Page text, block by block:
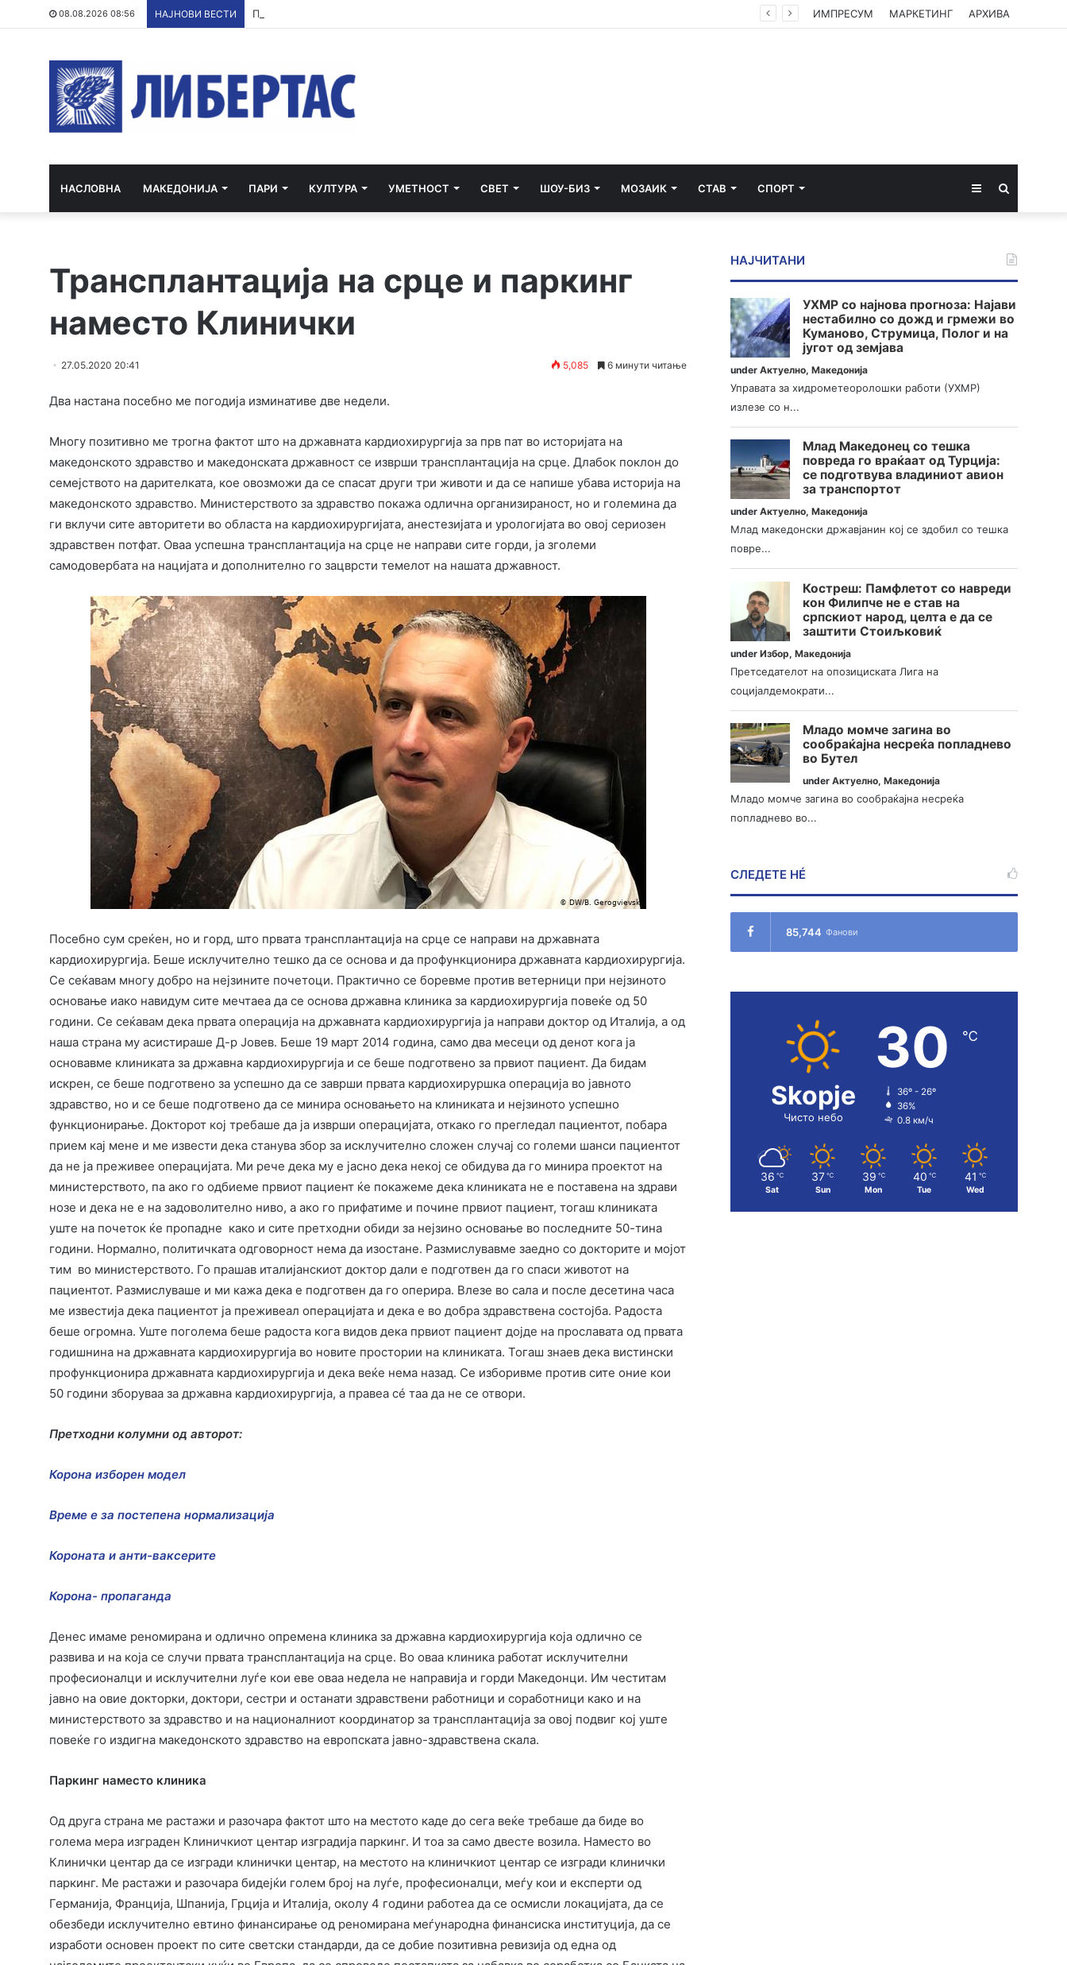
08.08.2026 08:56 НАЈНОВИ ВЕСТИ По речиси 30 години почнува судењето за убиството на Тупак Шакур ИМПРЕСУМ МАРКЕТИНГ АРХИВА
НАСЛОВНА МАКЕДОНИЈА ПАРИ КУЛТУРА УМЕТНОСТ СВЕТ ШОУ-БИЗ МОЗАИК СТАВ СПОРТ Sidebar
Трансплантација на срце и паркинг
наместо Клинички
27.05.2020 20:41 5,085 6 минути читање
Два настана посебно ме погодија изминативе две недели.
Многу позитивно ме трогна фактот што на државната кардиохирургија за прв пат во историјата на
македонското здравство и македонската државност се изврши трансплантација на срце. Длабок поклон до
семејството на дарителката, кое овозможи да се спасат други три животи и да се напише убава историја на
македонското здравство. Министерството за здравство покажа одлична организираност, но и големина да
ги вклучи сите авторитети во областа на кардиохирургијата, анестезијата и урологијата во овој сериозен
здравствен потфат. Оваа успешна трансплантација на срце не направи сите горди, ја зголеми
самодовербата на нацијата и дополнително го зацврсти темелот на нашата државност.
Посебно сум среќен, но и горд, што првата трансплантација на срце се направи на државната
кардиохирургија. Беше исклучително тешко да се основа и да профункционира државната кардиохирургија.
Се сеќавам многу добро на нејзините почетоци. Практично се боревме против ветерници при нејзиното
основање иако навидум сите мечтаеа да се основа државна клиника за кардиохирургија повеќе од 50
години. Се сеќавам дека првата операција на државната кардиохирургија ја направи доктор од Италија, а од
наша страна му асистираше Д-р Јовев. Беше 19 март 2014 година, само два месеци од денот кога ја
основавме клиниката за државна кардиохирургија и се беше подготвено за првиот пациент. Да бидам
искрен, се беше подготвено за успешно да се заврши првата кардиохируршка операција во јавното
здравство, но и се беше подготвено да се минира основањето на клиниката и нејзиното успешно
функционирање. Докторот кој требаше да ја изврши операцијата, откако го прегледал пациентот, побара
прием кај мене и ме извести дека станува збор за исклучително сложен случај со големи шанси пациентот
да не ја преживее операцијата. Ми рече дека му е јасно дека некој се обидува да го минира проектот на
министерството, па ако го одбиеме првиот пациент ќе покажеме дека клиниката не е поставена на здрави
нозе и дека не е на задоволително ниво, а ако го прифатиме и почине првиот пациент, тогаш клиниката
уште на почеток ќе пропадне како и сите претходни обиди за нејзино основање во последните 50-тина
години. Нормално, политичката одговорност нема да изостане. Размислувавме заедно со докторите и мојот
тим во министерството. Го прашав италијанскиот доктор дали е подготвен да го спаси животот на
пациентот. Размислуваше и ми кажа дека е подготвен да го оперира. Влезе во сала и после десетина часа
ме известија дека пациентот ја преживеал операцијата и дека е во добра здравствена состојба. Радоста
беше огромна. Уште поголема беше радоста кога видов дека првиот пациент дојде на прославата од првата
годишнина на државната кардиохирургија во новите простории на клиниката. Тогаш знаев дека вистински
профункционира државната кардиохирургија и дека веќе нема назад. Се изборивме против сите оние кои
50 години зборуваа за државна кардиохирургија, а правеа сé таа да не се отвори.
Претходни колумни од авторот:
Корона изборен модел
Време е за постепена нормализација
Короната и анти-ваксерите
Корона- пропаганда
Денес имаме реномирана и одлично опремена клиника за државна кардиохирургија која одлично се
развива и на која се случи првата трансплантација на срце. Во оваа клиника работат исклучителни
професионалци и исклучителни луѓе кои еве оваа недела не направија и горди Македонци. Им честитам
јавно на овие докторки, доктори, сестри и останати здравствени работници и соработници како и на
министерството за здравство и на националниот координатор за трансплантација за овој подвиг кој уште
повеќе го издигна македонското здравство на европската јавно-здравствена скала.
Паркинг наместо клиника
Од друга страна ме растажи и разочара фактот што на местото каде до сега веќе требаше да биде во
голема мера изграден Клиничкиот центар изградија паркинг. И тоа за само двесте возила. Наместо во
Клинички центар да се изгради клинички центар, на местото на клиничкиот центар се изгради клинички
паркинг. Ме растажи и разочара бидејќи голем број на луѓе, професионалци, меѓу кои и експерти од
Германија, Франција, Шпанија, Грција и Италија, околу 4 години работеа да се осмисли локацијата, да се
обезбеди исклучително евтино финансирање од реномирана меѓународна финансиска институција, да се
изработи основен проект по сите светски стандарди, да се добие позитивна ревизија од една од
НАЈЧИТАНИ
УХМР со најнова прогноза: Најави
нестабилно со дожд и грмежи во
Куманово, Струмица, Полог и на
југот од земјава
underАктуелно,Македонија
Управата за хидрометеоролошки работи (УХМР)
излезе со н...
Млад Македонец со тешка
повреда го враќаат од Турција:
се подготвува владиниот авион
за транспортот
underАктуелно,Македонија
Млад македонски државјанин кој се здобил со тешка
повре...
Костреш: Памфлетот со навреди
кон Филипче не е став на
српскиот народ, целта е да се
заштити Стоиљковиќ
underИзбор,Македонија
Претседателот на опозициската Лига на
социјалдемократи...
Младо момче загина во
сообраќајна несреќа попладнево
во Бутел
underАктуелно,Македонија
Младо момче загина во сообраќајна несреќа
попладнево во...
СЛЕДЕТЕ НÉ
85,744 Фанови
Skopje
Чисто небо
30 ℃
36º - 26º
36%
0.8 км/ч
36 ℃
Sat
37 ℃
Sun
39 ℃
Mon
40 ℃
Tue
41 ℃
Wed